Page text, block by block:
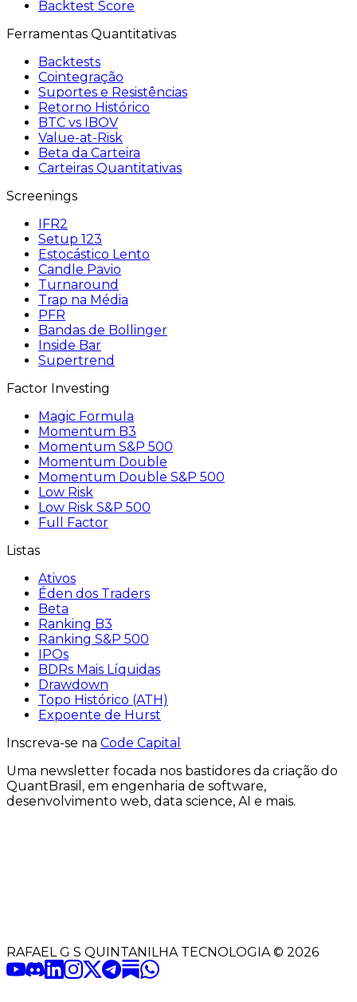
Backtest Score
Ferramentas Quantitativas
Backtests
Cointegração
Suportes e Resistências
Retorno Histórico
BTC vs IBOV
Value-at-Risk
Beta da Carteira
Carteiras Quantitativas
Screenings
IFR2
Setup 123
Estocástico Lento
Candle Pavio
Turnaround
Trap na Média
PFR
Bandas de Bollinger
Inside Bar
Supertrend
Factor Investing
Magic Formula
Momentum B3
Momentum S&P 500
Momentum Double
Momentum Double S&P 500
Low Risk
Low Risk S&P 500
Full Factor
Listas
Ativos
Éden dos Traders
Beta
Ranking B3
Ranking S&P 500
IPOs
BDRs Mais Líquidas
Drawdown
Topo Histórico (ATH)
Expoente de Hurst
Inscreva-se na Code Capital
Uma newsletter focada nos bastidores da criação do
QuantBrasil , em engenharia de software,
desenvolvimento web, data science, AI e mais.
RAFAEL G S QUINTANILHA TECNOLOGIA © 2026